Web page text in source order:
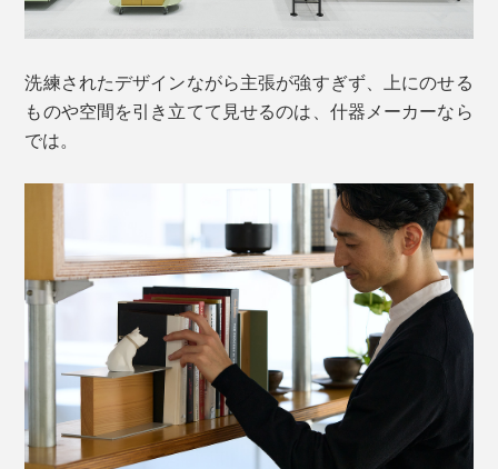
洗練されたデザインながら主張が強すぎず、上にのせる
ものや空間を引き立てて見せるのは、什器メーカーなら
では。